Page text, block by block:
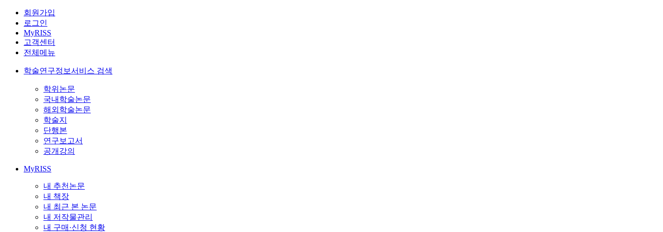
회원가입
로그인
MyRISS
고객센터
전체메뉴
학술연구정보서비스 검색
학위논문
국내학술논문
해외학술논문
학술지
단행본
연구보고서
공개강의
MyRISS
내 추천논문
내 책장
내 최근 본 논문
내 저작물관리
내 구매·신청 현황